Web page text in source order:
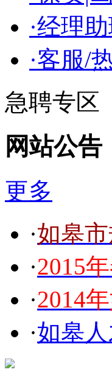
·经理
·客服/
急聘专区
网站公告
更多
·如皋
·2015
·2014
·如皋